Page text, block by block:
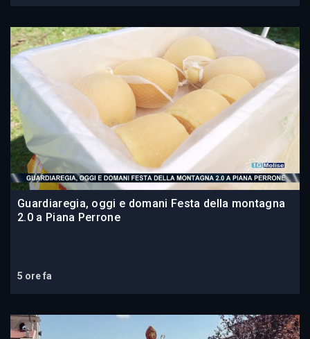
Guardiaregia, oggi e domani Festa della montagna
2.0 a Piana Perrone
5 ore fa